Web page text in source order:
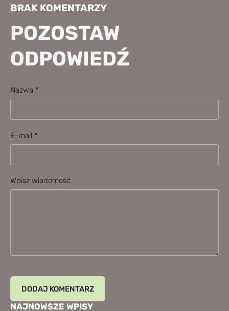
NAJNOWSZE WPISY
BRAK KOMENTARZY
POZOSTAW
ODPOWIEDŹ
Nazwa *
E-mail *
Wpisz wiadomość